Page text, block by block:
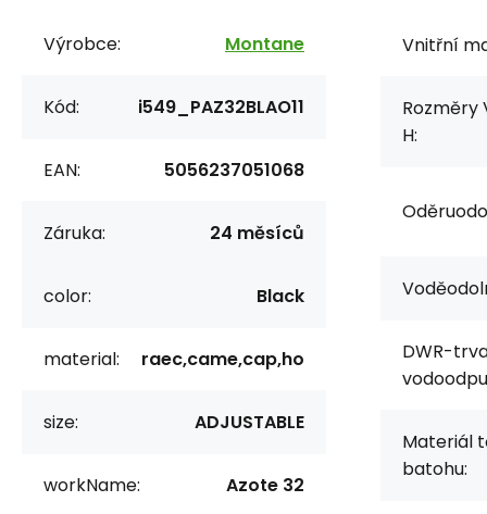
Výrobce: Montane
Kód: i549_PAZ32BLAO11
EAN: 5056237051068
Záruka: 24 měsíců
color: Black
material: raec,came,cap,ho
size: ADJUSTABLE
workName: Azote 32
Vnitřní
Rozměry
H:
DWR-
Materiál
batohu: